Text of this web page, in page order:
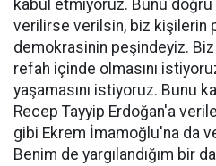
kabul etmiyoruz. Bunu
verilirse verilsin, biz kişilerin
demokrasinin peşindeyiz.
refah içinde olmasını
yaşamasını istiyoruz. Bunu
Recep Tayyip Erdoğan'a
gibi Ekrem İmamoğlu'na da
Benim de yargılandığım bir